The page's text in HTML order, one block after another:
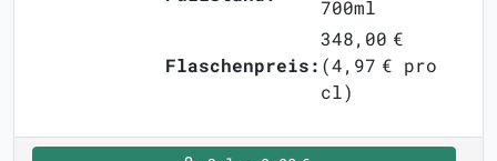
700ml
Flaschenpreis:
348,00 €
(4,97 € pro
cl)